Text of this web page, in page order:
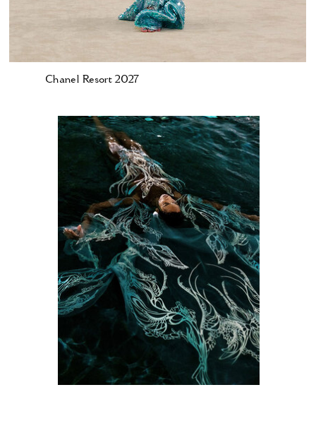
Chanel Resort 2027